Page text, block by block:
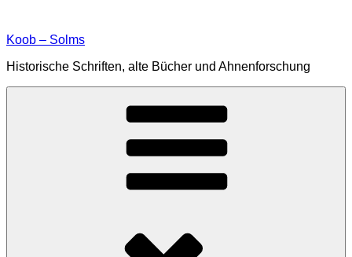
springen
Koob – Solms
Historische Schriften, alte Bücher und Ahnenforschung